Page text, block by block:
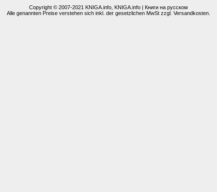
Copyright © 2007-2021 KNIGA.info , KNIGA.info | Книги на русском
Alle genannten Preise verstehen sich inkl. der gesetzlichen MwSt zzgl. Versandkosten.